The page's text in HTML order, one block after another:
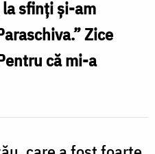
sfinți și-am
Zice
că mi-a